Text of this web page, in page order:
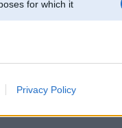
for which it
Privacy Policy